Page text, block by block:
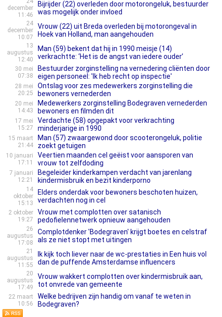
december
11:46
Bijrijder (22) overleden door motorongeluk, bestuurder
was mogelijk onder invloed
24
december
10:07
Vrouw (22) uit Breda overleden bij motorongeval in
Hoek van Holland, man aangehouden
13
augustus
12:40
Man (59) bekent dat hij in 1990 meisje (14)
verkrachtte: ‘Het is de angst van iedere ouder’
30 mei
07:38
Bestuurder zorginstelling na vernedering cliënten door
eigen personeel: 'Ik heb recht op inspectie'
28 mei
20:25
Ontslag voor zes medewerkers zorginstelling die
bewoners vernederden
20 mei
14:43
Medewerkers zorginstelling Bodegraven vernederden
bewoners en filmden dit
17 mei
15:27
Verdachte (58) opgepakt voor verkrachting
minderjarige in 1990
15 maart
21:44
Man (57) zwaargewond door scooterongeluk, politie
zoekt getuigen
10 januari
17:11
Veertien maanden cel geëist voor aansporen van
vrouw tot zelfdoding
7 januari
12:21
Begeleider kinderkampen verdacht van jarenlang
kindermisbruik en bezit kinderporno
14
oktober
15:13
Elders onderdak voor bewoners beschoten huizen,
verdachten nog in cel
2 oktober
19:27
Vrouw met complotten over satanisch
pedofielennetwerk opnieuw aangehouden
26
augustus
17:08
Complotdenker 'Bodegraven' krijgt boetes en celstraf
als ze niet stopt met uitingen
21
augustus
11:55
Ik kijk toch liever naar de wc-prestaties in Een huis vol
dan de puffende Amsterdamse influencers
20
augustus
17:49
Vrouw wakkert complotten over kindermisbruik aan,
tot onvrede van gemeente
22 maart
10:56
Welke bedrijven zijn handig om vanaf te weten in
Bodegraven?